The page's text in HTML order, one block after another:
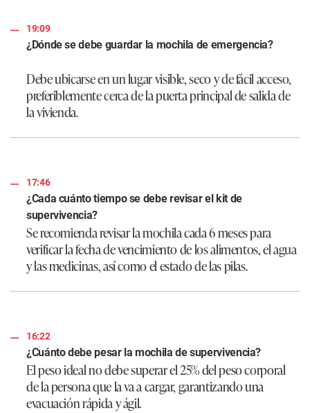
19:09
¿Dónde se debe guardar la mochila de emergencia?
Debe ubicarse en un lugar visible, seco y de fácil acceso,
preferiblemente cerca de la puerta principal de salida de
la vivienda.
17:46
¿Cada cuánto tiempo se debe revisar el kit de
supervivencia?
Se recomienda revisar la mochila cada 6 meses para
verificar la fecha de vencimiento de los alimentos, el agua
y las medicinas, así como el estado de las pilas.
16:22
¿Cuánto debe pesar la mochila de supervivencia?
El peso ideal no debe superar el 25% del peso corporal
de la persona que la va a cargar, garantizando una
evacuación rápida y ágil.